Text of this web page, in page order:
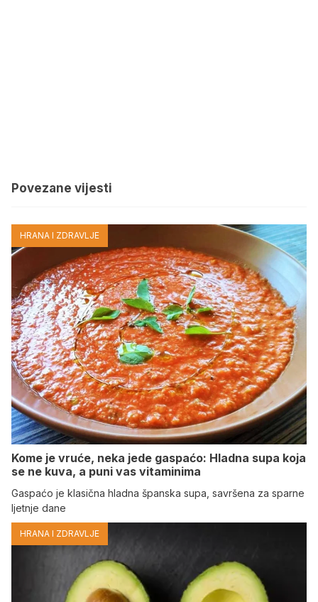
Povezane vijesti
HRANA I ZDRAVLJE
Kome je vruće, neka jede gaspaćo: Hladna supa koja
se ne kuva, a puni vas vitaminima
Gaspaćo je klasična hladna španska supa, savršena za sparne
ljetnje dane
HRANA I ZDRAVLJE